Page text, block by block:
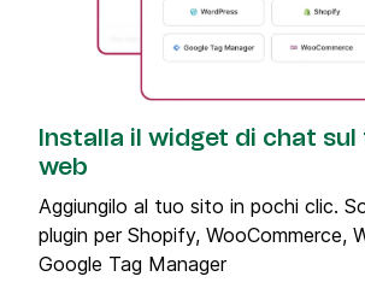
Installa il widget di chat
web
Aggiungilo al tuo sito in pochi clic.
plugin per Shopify, WooCommerce,
Google Tag Manager